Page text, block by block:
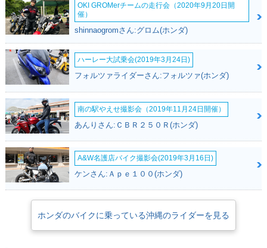
OKI GROMerチームの走行会（2020年9月20日開
催）
shinnaogromさん:グロム(ホンダ)
ハーレー大試乗会(2019年3月24日)
フォルツァライダーさん:フォルツァ(ホンダ)
南の駅やえせ撮影会（2019年11月24日開催）
あんりさん:ＣＢＲ２５０Ｒ(ホンダ)
A&W名護店バイク撮影会(2019年3月16日)
ケンさん:Ａｐｅ１００(ホンダ)
ホンダのバイクに乗っている沖縄のライダーを見る